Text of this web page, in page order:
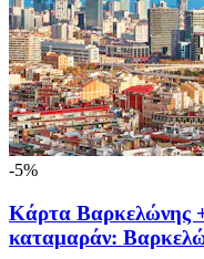
-5%
Κάρτα Βαρκελώνης
καταμαράν: